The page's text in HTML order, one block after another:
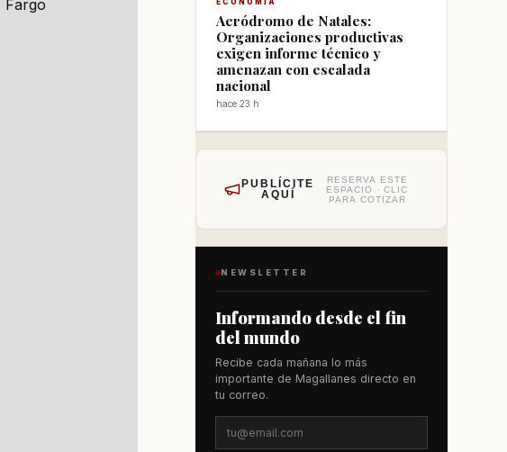
ECONOMÍA
Aeródromo de Natales:
Organizaciones productivas
exigen informe técnico y
amenazan con escalada
nacional
hace 23 h
PUBLÍCITE
AQUÍ
RESERVA ESTE
ESPACIO · CLIC
PARA COTIZAR
NEWSLETTER
Informando desde el fin
del mundo
Recibe cada mañana lo más
importante de Magallanes directo en
tu correo.